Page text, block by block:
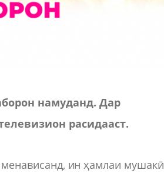
намуданд. Дар
расидааст.
ин ҳамлаи мушакӣ